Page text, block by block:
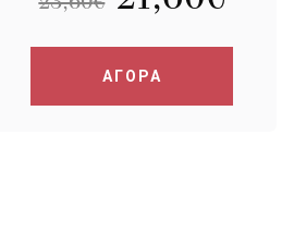
ΑΓΟΡΑ